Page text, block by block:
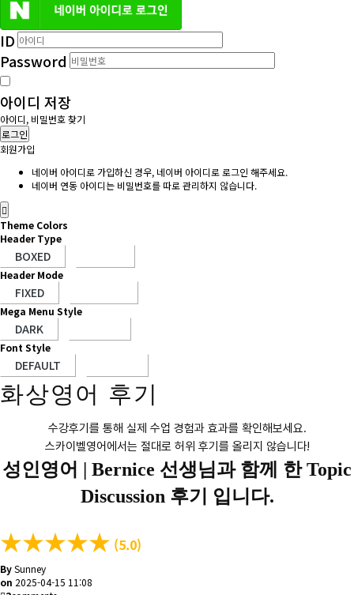
ID
Password
아이디 저장
아이디, 비밀번호 찾기
로그인
회원가입
네이버 아이디로 가입하신 경우, 네이버 아이디로 로그인 해주세요.
네이버 연동 아이디는 비밀번호를 따로 관리하지 않습니다.
Theme Colors
Header Type
Header Mode
Mega Menu Style
Font Style
화상영어 후기
수강후기를 통해 실제 수업 경험과 효과를 확인해보세요.
스카이벨영어에서는 절대로 허위 후기를 올리지 않습니다!
성인영어 | Bernice 선생님과 함께 한 Topic
Discussion 후기 입니다.
★★★★★ (5.0)
BySunney
on 2025-04-15 11:08